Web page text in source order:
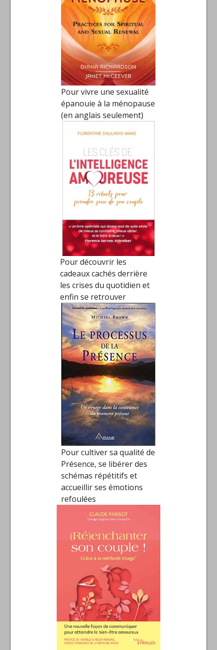
Pour vivre une sexualité
épanouie à la ménopause
(en anglais seulement)
Pour découvrir les
cadeaux cachés derrière
les crises du quotidien et
enfin se retrouver
Pour cultiver sa qualité de
Présence, se libérer des
schémas répétitifs et
accueillir ses émotions
refoulées